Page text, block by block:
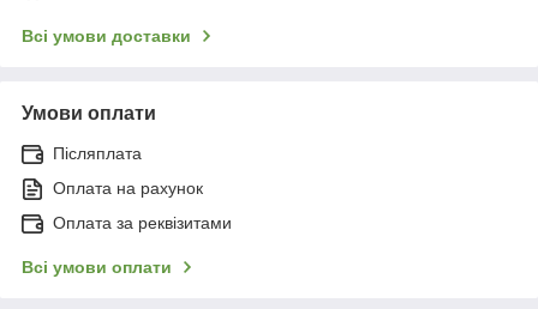
Всі умови доставки
Умови оплати
Післяплата
Оплата на рахунок
Оплата за реквізитами
Всі умови оплати